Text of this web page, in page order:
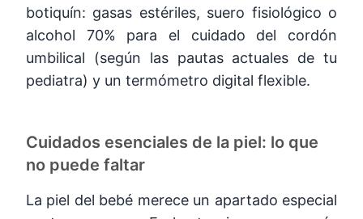
botiquín: gasas estériles, suero fisiológico o
alcohol 70% para el cuidado del cordón
umbilical (según las pautas actuales de tu
pediatra) y un termómetro digital flexible.
Cuidados esenciales de la piel: lo que
no puede faltar
La piel del bebé merece un apartado especial